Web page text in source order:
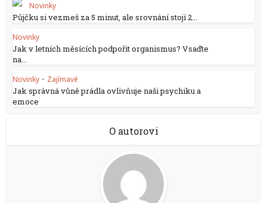
Novinky
Půjčku si vezmeš za 5 minut, ale srovnání stojí 2...
Novinky
Jak v letních měsících podpořit organismus? Vsaďte
na...
Novinky • Zajímavé
Jak správná vůně prádla ovlivňuje naši psychiku a
emoce
O autorovi